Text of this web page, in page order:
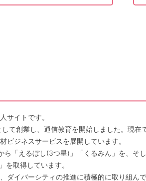
サイトです。
て創業し、通信教育を開始しました。現
ビジネスサービスを展開しています。
「えるぼし(3つ星)」「くるみん」を、
を取得しています。
イバーシティの推進に積極的に取り組んで